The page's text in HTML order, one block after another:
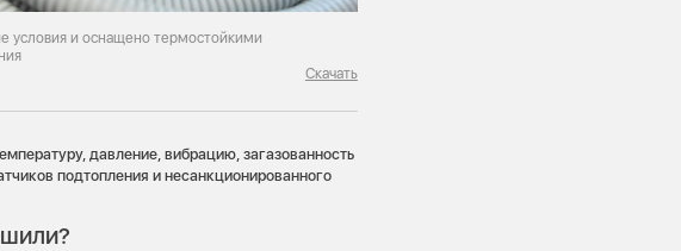
условия и оснащено термостойкими
Скачать
давление, вибрацию, загазованность
подтопления и несанкционированного